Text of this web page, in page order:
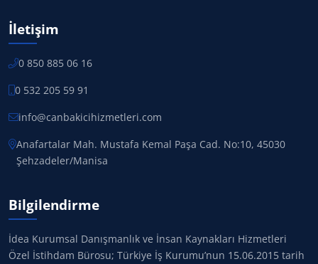
İletişim
0 850 885 06 16
0 532 205 59 91
info@canbakicihizmetleri.com
Anafartalar Mah. Mustafa Kemal Paşa Cad. No:10, 45030
Şehzadeler/Manisa
Bilgilendirme
İdea Kurumsal Danışmanlık ve İnsan Kaynakları Hizmetleri
Özel İstihdam Bürosu; Türkiye İş Kurumu’nun 15.06.2015 tarih